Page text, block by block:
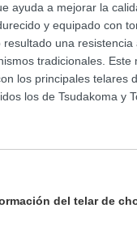
ayuda a mejorar la
y equipado con
una
tradicionales.
los principales telares
los de Tsudakoma y
del telar de